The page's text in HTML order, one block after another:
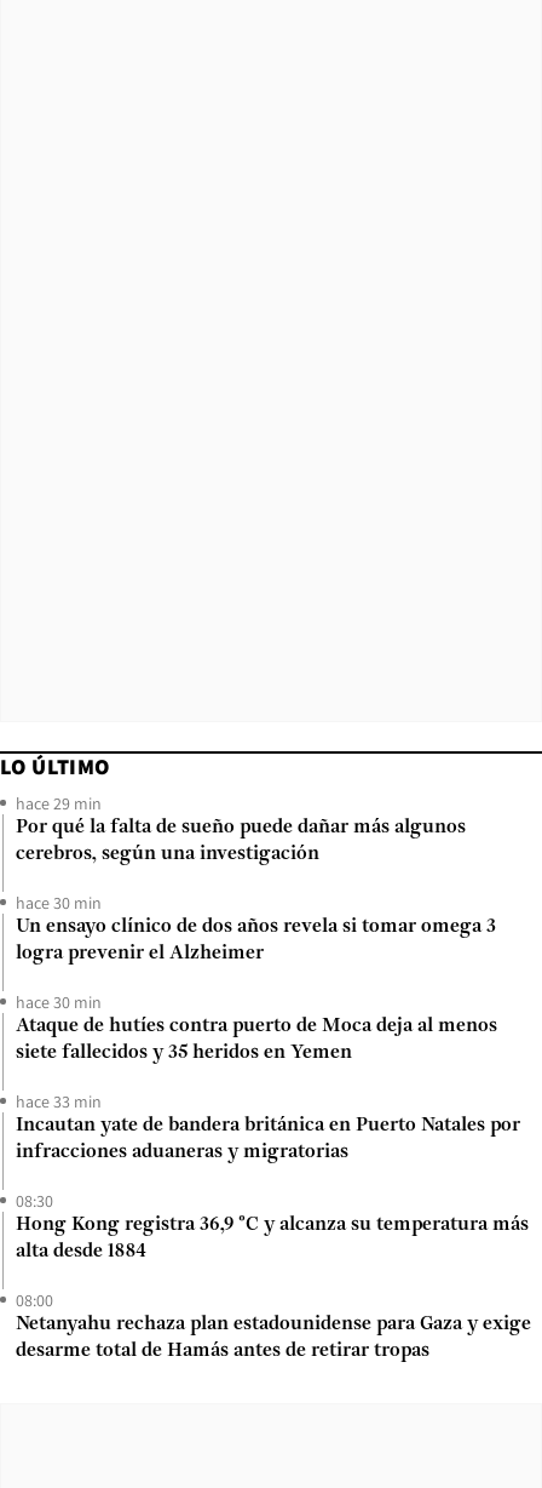
LO ÚLTIMO
hace 29 min
Por qué la falta de sueño puede dañar más algunos
cerebros, según una investigación
hace 30 min
Un ensayo clínico de dos años revela si tomar omega 3
logra prevenir el Alzheimer
hace 30 min
Ataque de hutíes contra puerto de Moca deja al menos
siete fallecidos y 35 heridos en Yemen
hace 33 min
Incautan yate de bandera británica en Puerto Natales por
infracciones aduaneras y migratorias
08:30
Hong Kong registra 36,9 °C y alcanza su temperatura más
alta desde 1884
08:00
Netanyahu rechaza plan estadounidense para Gaza y exige
desarme total de Hamás antes de retirar tropas